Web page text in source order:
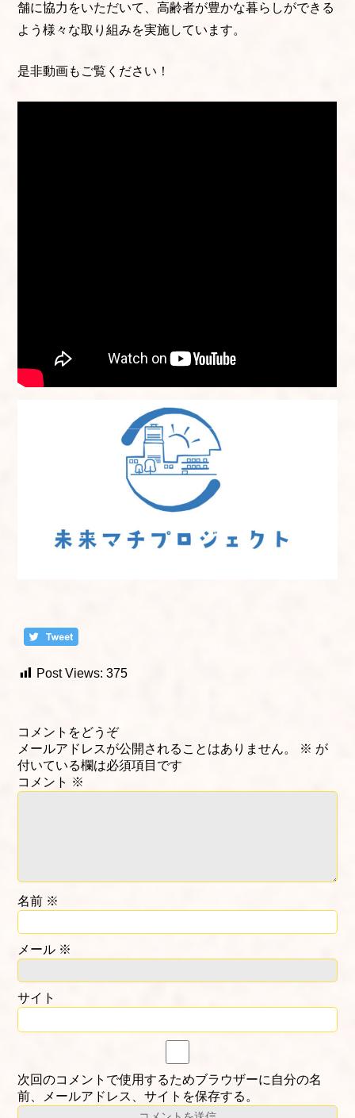
舗に協力をいただいて、高齢者が豊かな暮らしができる
よう様々な取り組みを実施しています。
是非動画もご覧ください！
Post Views: 375
コメントをどうぞ
メールアドレスが公開されることはありません。
※ が
付いている欄は必須項目です
コメント ※
名前 ※
メール ※
サイト
次回のコメントで使用するためブラウザーに自分の名
前、メールアドレス、サイトを保存する。